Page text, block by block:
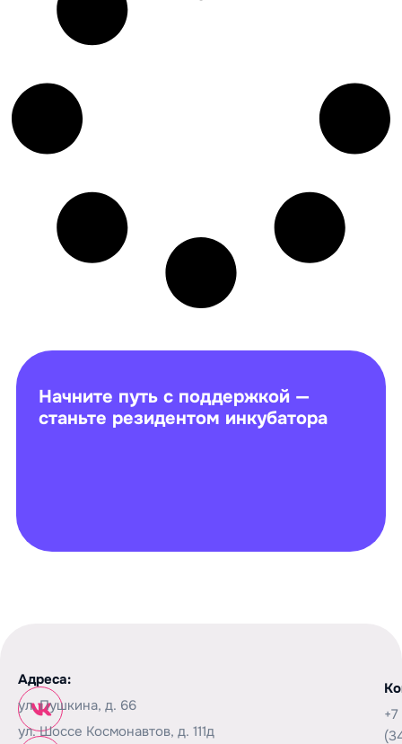
Начните путь с поддержкой —
станьте резидентом инкубатора
Адреса:
ул. Пушкина, д. 66
ул. Шоссе Космонавтов, д. 111д
+7